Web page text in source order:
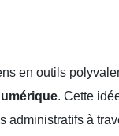
en outils
. Cette
administratifs à